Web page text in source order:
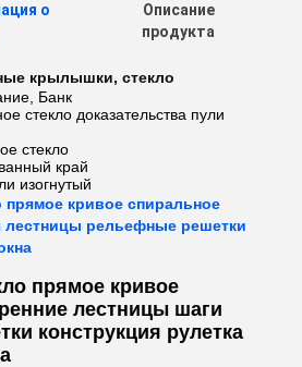
о
Описание
продукта
крылышки, стекло
Банк
стекло доказательства пули
стекло
край
изогнутый
прямое кривое спиральное
лестницы рельефные решетки
прямое кривое
лестницы шаги
конструкция рулетка